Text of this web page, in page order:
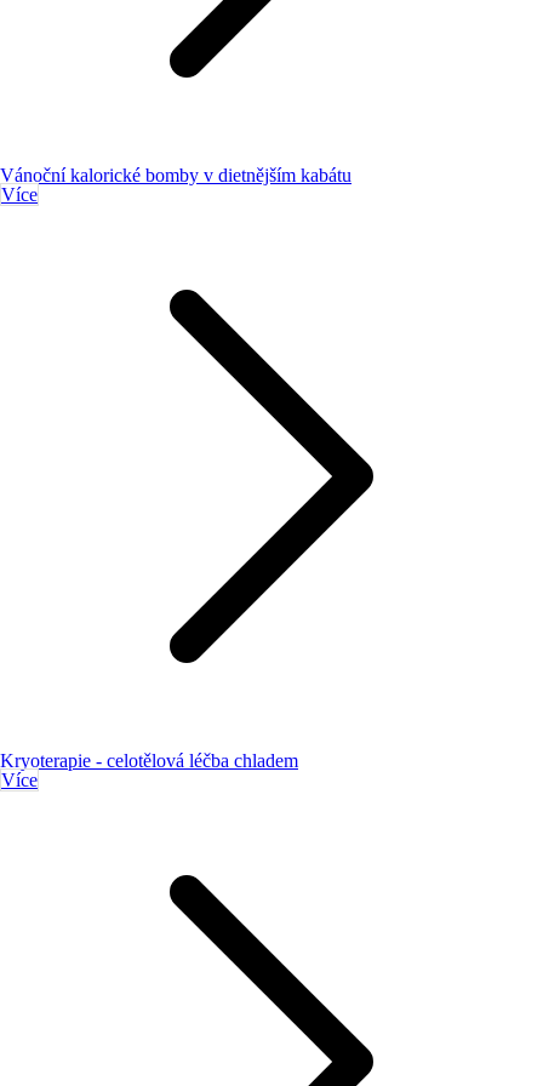
Vánoční kalorické bomby v dietnějším kabátu
Více
Kryoterapie - celotělová léčba chladem
Více